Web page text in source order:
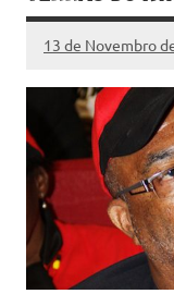
13 de Novembro